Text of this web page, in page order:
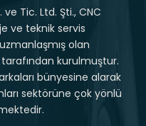
Tic. Ltd. Şti., CNC
ve teknik servis
olan
tarafından kurulmuştur.
bünyesine alarak
sektörüne çok yönlü